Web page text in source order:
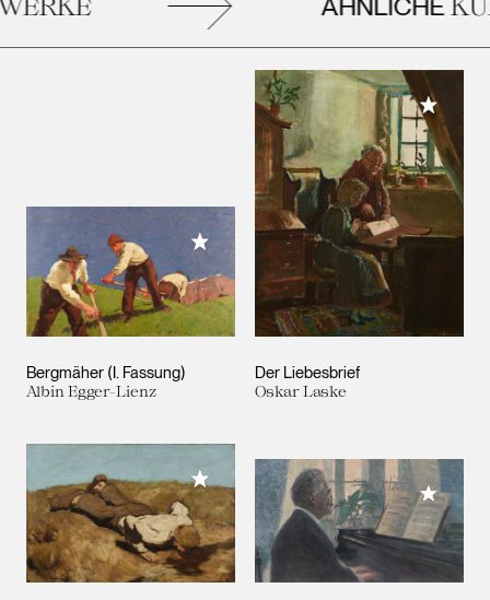
Bergmäher (I. Fassung)
Albin Egger-Lienz
Meiner Sammlung hinzufügen
Der Liebesbrief
Oskar Laske
Meiner
Meiner Sammlung hinzufügen
Meiner